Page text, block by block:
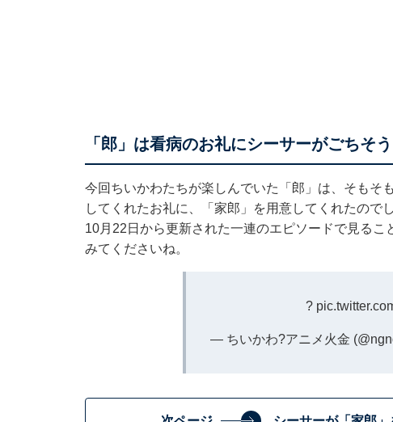
「郎」は看病のお礼にシーサーがごちそ
今回ちいかわたちが楽しんでいた「郎」は、そもそ
してくれたお礼に、「家郎」を用意してくれたので
10月22日から更新された一連のエピソードで見る
みてくださいね。
?
— ちいかわ?アニメ火金